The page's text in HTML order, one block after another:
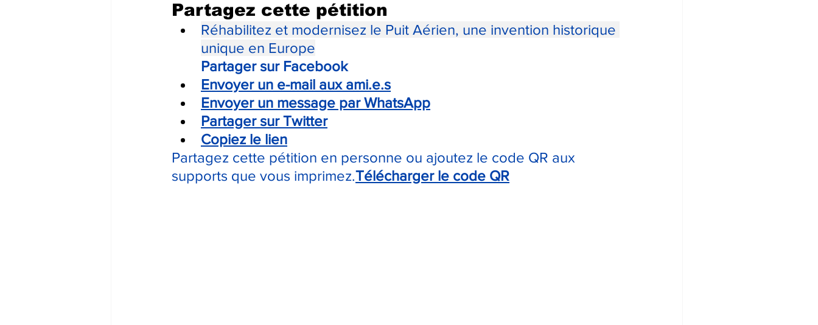
Partagez cette pétition
Réhabilitez et modernisez le Puit Aérien, une invention historique
unique en Europe
Partager sur Facebook
Envoyer un e-mail aux ami.e.s
Envoyer un message par WhatsApp
Partager sur Twitter
Copiez le lien
Partagez cette pétition en personne ou ajoutez le code QR aux
supports que vous imprimez.Télécharger le code QR